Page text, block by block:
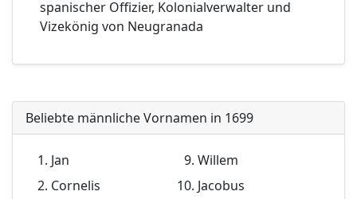
spanischer Offizier, Kolonialverwalter und
Vizekönig von Neugranada
Beliebte männliche Vornamen in 1699
Jan
Cornelis
Willem
Jacobus